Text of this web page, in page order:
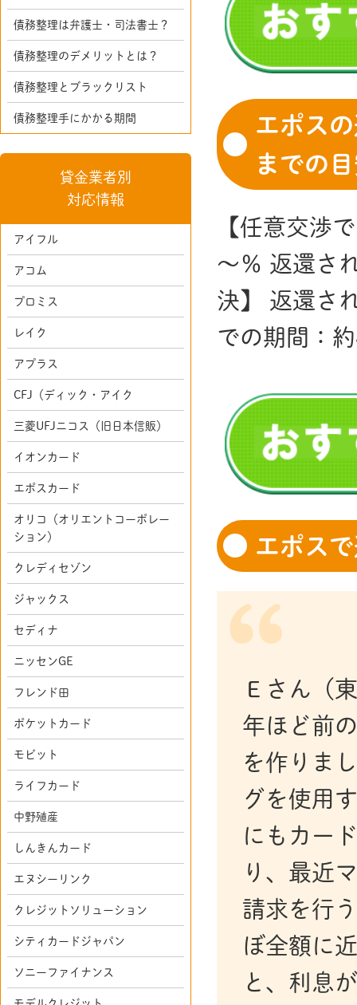
エポス
までの
【任意交渉
～％ 返還さ
決】 返還さ
での期間：
エポス
Ｅさん（
年ほど前
を作りま
グを使用
にもカー
り、最近
請求を行
ぼ全額に
と、利息
債務整理は弁護士・司法書士？
債務整理のデメリットとは？
債務整理とブラックリスト
債務整理手にかかる期間
貸金業者別
対応情報
アイフル
アコム
プロミス
レイク
アプラス
CFJ（ディック・アイク
三菱UFJニコス（旧日本信販）
イオンカード
エポスカード
オリコ（オリエントコーポレー
ション）
クレディセゾン
ジャックス
セディナ
ニッセンGE
フレンド田
ポケットカード
モビット
ライフカード
中野殖産
しんきんカード
エヌシーリンク
クレジットソリューション
シティカードジャパン
ソニーファイナンス